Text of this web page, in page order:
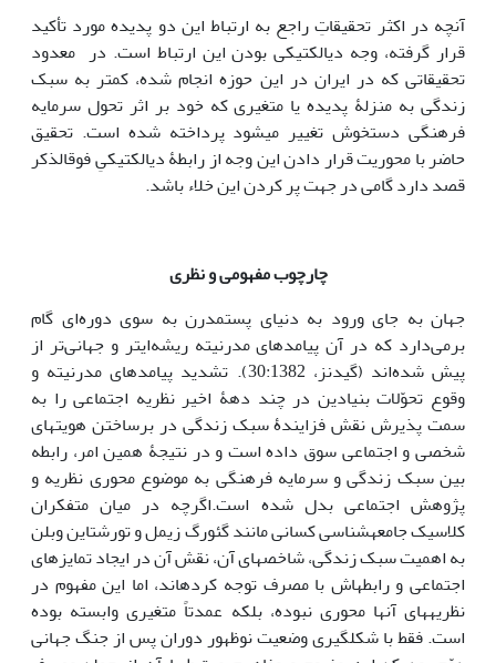
آنچه در اکثر تحقیقاتِ راجع به ارتباط این دو پدیده مورد تأکید
قرار گرفته، وجه دیالکتیکی بودن این ارتباط است. در معدود
تحقیقاتی که در ایران در این حوزه انجام شده، کمتر به سبک
زندگی به منزلۀ پدیده یا متغیری که خود بر اثر تحول سرمایه
فرهنگی دستخوش تغییر می­شود پرداخته شده است. تحقیق
حاضر با محوریت قرار دادن این وجه از رابطۀ دیالکتیکیِ فوق­الذکر
قصد دارد گامی در جهت پر کردن این خلاء باشد.
چارچوب مفهومی و نظری
جهان به جای ورود به دنیای پست­مدرن به سوی دوره‌ای گام
برمی‌دارد که در آن پیامدهای مدرنیته ریشه‌ای­تر و جهانی‌تر از
پیش شده‌اند (گیدنز، 30:1382). تشدید پیامدهای مدرنیته و
وقوع تحوّلات بنیادین در چند دهۀ اخیر نظریه اجتماعی را به
سمت پذیرش نقش فزایندۀ سبک زندگی در برساختن هویت­های
شخصی و اجتماعی سوق داده است و در نتیجۀ همین امر، رابطه
بین سبک زندگی و سرمایه فرهنگی به موضوع محوری نظریه و
پژوهش اجتماعی بدل شده است.اگرچه در میان متفکران
کلاسیک جامعه­شناسی کسانی مانند گئورگ زیمل و تورشتاین وبلن
به اهمیت سبک­ زندگی، شاخص­های آن، نقش آن در ایجاد تمایزهای
اجتماعی و رابطه­اش با مصرف توجه کرده­اند، اما این مفهوم در
نظریه­های آن‏ها محوری نبوده، بلکه عمدتاً متغیری وابسته بوده
است. فقط با شکل­گیری وضعیت نوظهور دوران پس از جنگ جهانی